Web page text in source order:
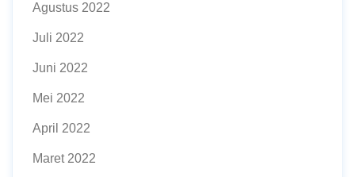
Agustus 2022
Juli 2022
Juni 2022
Mei 2022
April 2022
Maret 2022